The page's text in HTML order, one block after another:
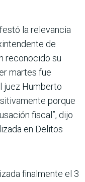
la relevancia
de
reco­nocido su
mar­tes fue
juez Hum­berto
por­que
fiscal”, dijo
en Delitos
finalmente el 3